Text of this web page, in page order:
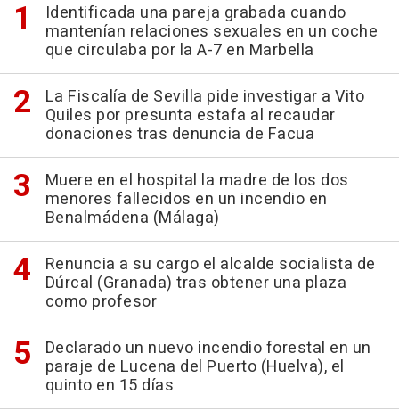
Identificada una pareja grabada cuando
mantenían relaciones sexuales en un coche
que circulaba por la A-7 en Marbella
La Fiscalía de Sevilla pide investigar a Vito
Quiles por presunta estafa al recaudar
donaciones tras denuncia de Facua
Muere en el hospital la madre de los dos
menores fallecidos en un incendio en
Benalmádena (Málaga)
Renuncia a su cargo el alcalde socialista de
Dúrcal (Granada) tras obtener una plaza
como profesor
Declarado un nuevo incendio forestal en un
paraje de Lucena del Puerto (Huelva), el
quinto en 15 días